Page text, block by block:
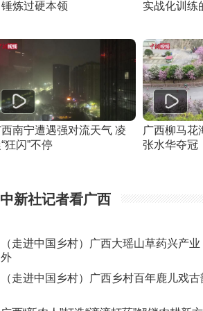
炼过硬本领 实战化训练
南宁遭遇强对流天气 凌
狂闪”不停
广西柳马花
张水华夺冠
中新社记者看广西
（走进中国乡村）广西大瑶山草药兴产
外
（走进中国乡村）广西乡村百年鹿儿戏